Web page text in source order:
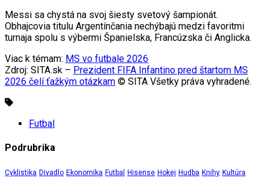
Messi sa chystá na svoj šiesty svetový šampionát.
Obhajcovia titulu Argentínčania nechýbajú medzi favoritmi
turnaja spolu s výbermi Španielska, Francúzska či Anglicka.
Viac k témam: MS vo futbale 2026
Zdroj: SITA.sk – Prezident FIFA Infantino pred štartom MS
2026 čelí ťažkým otázkam © SITA Všetky práva vyhradené.
Futbal
Podrubrika
Cyklistika Divadlo Ekonomika Futbal Hisense Hokej Hudba Knihy Kultúra